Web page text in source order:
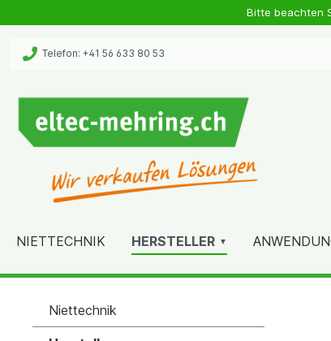
Bitte beachten
Telefon: +41 56 633 80 53
NIETTECHNIK HERSTELLER
Niettechnik